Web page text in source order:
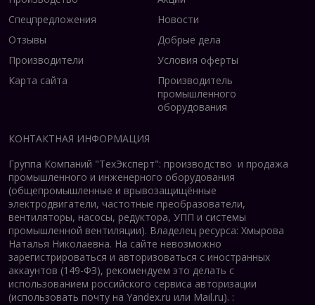
Сервисная поддержка
Гарантия от производителя до 36 месяцев
Техническое сопровождение на всех этапах
эксплуатации
Доступность запасных частей и
Как подобрать и заказать
двигатель 1ВАО?
При выборе взрывозащищенного двигателя
необходимо учитывать ряд параметров:
Требуемую мощность и крутящий момент
Класс взрывоопасной зоны эксплуатации
Условия окружающей среды
Специфику подключаемого оборудования
Спецпредложения
Новости
Отзывы
Добрые дела
Производители
Условия оферты
Карта сайта
Производитель
промышленного
оборудования
КОНТАКТНАЯ ИНФОРМАЦИЯ
Группа Компаний "ТехЭксперт": производство и продажа
промышленного и инженерного оборудования
(общепромышленные и врывозащищённые
электродвигатели, частотные преобразователи,
вентиляторы, насосы, редуктора, УПП и системы
промышленной вентиляции). Владелец ресурса: Хмырова
Наталья Николаевна. На сайте невозможно
зарегистрироваться и авторизоваться с иностранных
аккаунтов (149-ФЗ), рекомендуем это делать с
использованием российского сервиса авторизации
(использовать почту на Yandex.ru или Mail.ru). :